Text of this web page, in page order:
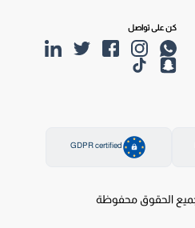
كن على تواصل
GDPR certified